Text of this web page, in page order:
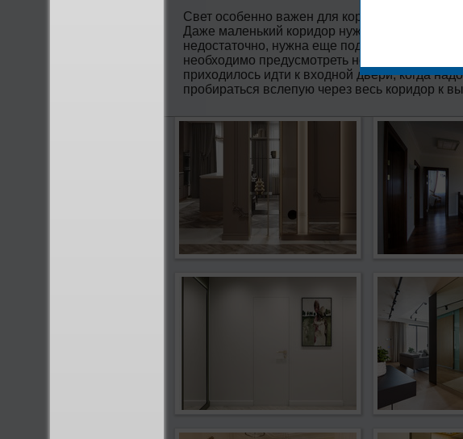
Свет особенно важен для коридора,
Даже маленький коридор нуждается в
недостаточно, нужна еще подсветка зеркал,
необходимо предусмотреть несколько
приходилось идти к входной двери, когда
пробираться вслепую через весь коридор к